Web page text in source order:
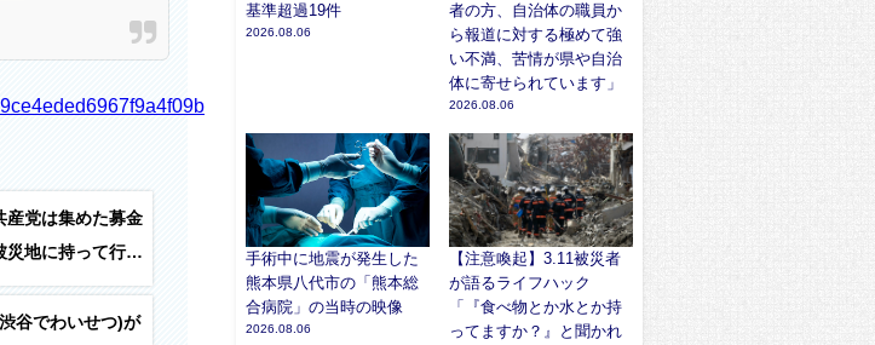
産党は集めた募金
災地に持って行っ
の共産党の活動に
谷でわいせつ)が
基準超過19件
2026.08.06
者の方、自治体の職員か
ら報道に対する極めて強
い不満、苦情が県や自治
体に寄せられています」
2026.08.06
手術中に地震が発生した
熊本県八代市の「熊本総
合病院」の当時の映像
2026.08.06
【注意喚起】3.11被災者
が語るライフハック
「『食べ物とか水とか持
ってますか？』と聞かれ